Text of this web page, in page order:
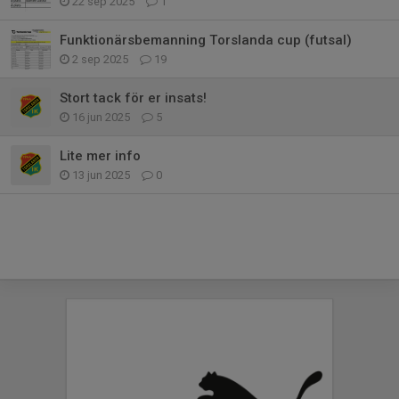
Funktionärsbemanning Torslanda cup (futsal)
2 sep 2025 19
Stort tack för er insats!
16 jun 2025 5
Lite mer info
13 jun 2025 0